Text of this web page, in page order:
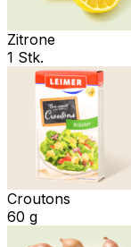
Zitrone
1 Stk.
Croutons
60 g